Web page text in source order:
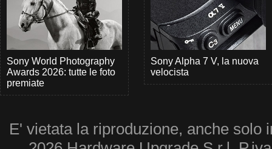
Sony World Photography
Awards 2026: tutte le foto
premiate
Sony Alpha 7 V, la nuova
velocista
E' vietata la riproduzione, anche solo